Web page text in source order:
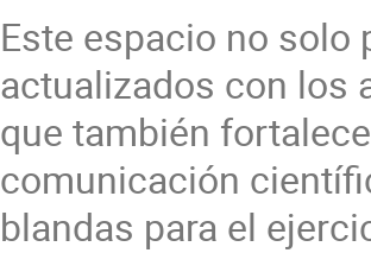
Este espacio no
actualizados con los
que también
comunicación
blandas para el